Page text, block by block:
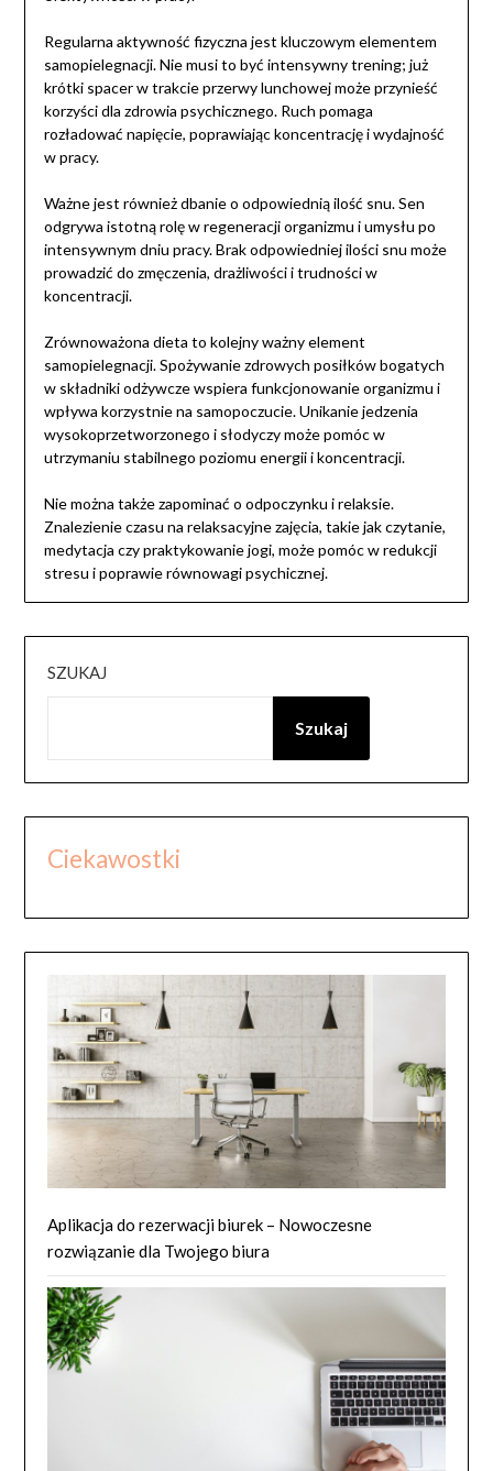
Regularna aktywność fizyczna jest kluczowym elementem
samopielegnacji. Nie musi to być intensywny trening; już
krótki spacer w trakcie przerwy lunchowej może przynieść
korzyści dla zdrowia psychicznego. Ruch pomaga
rozładować napięcie, poprawiając koncentrację i wydajność
w pracy.
Ważne jest również dbanie o odpowiednią ilość snu. Sen
odgrywa istotną rolę w regeneracji organizmu i umysłu po
intensywnym dniu pracy. Brak odpowiedniej ilości snu może
prowadzić do zmęczenia, drażliwości i trudności w
koncentracji.
Zrównoważona dieta to kolejny ważny element
samopielegnacji. Spożywanie zdrowych posiłków bogatych
w składniki odżywcze wspiera funkcjonowanie organizmu i
wpływa korzystnie na samopoczucie. Unikanie jedzenia
wysokoprzetworzonego i słodyczy może pomóc w
utrzymaniu stabilnego poziomu energii i koncentracji.
Nie można także zapominać o odpoczynku i relaksie.
Znalezienie czasu na relaksacyjne zajęcia, takie jak czytanie,
medytacja czy praktykowanie jogi, może pomóc w redukcji
stresu i poprawie równowagi psychicznej.
SZUKAJ
Szukaj
Ciekawostki
Aplikacja do rezerwacji biurek – Nowoczesne
rozwiązanie dla Twojego biura